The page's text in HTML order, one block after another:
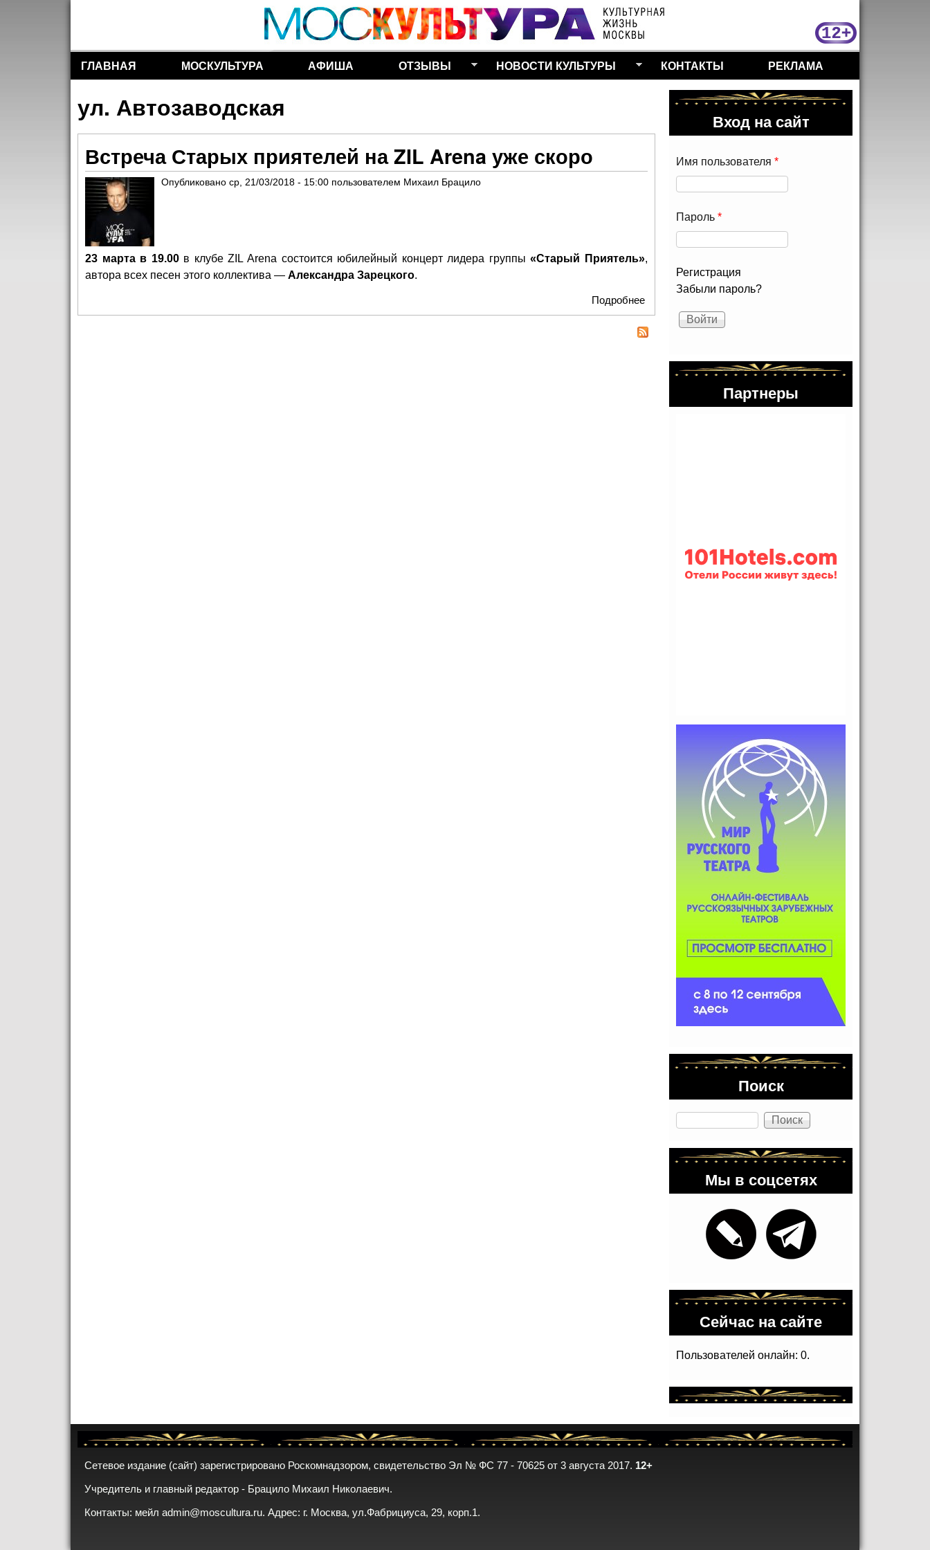
Перейти к основному
содержанию
Разделы сайта
ГЛАВНАЯ МОСКУЛЬТУРА АФИША ОТЗЫВЫ НОВОСТИ КУЛЬТУРЫ КОНТАКТЫ РЕКЛАМА
ул. Автозаводская
Встреча Старых приятелей на ZIL Arena уже скоро
Опубликовано ср, 21/03/2018 - 15:00 пользователем Михаил Брацило
23 марта в 19.00в клубеZIL Arena состоится юбилейный концерт лидера группы«Старый Приятель»,
автора всех песен этого коллектива — Александра Зарецкого.
Подробнее
Вход на сайт
Имя пользователя *
Пароль *
Регистрация
Забыли пароль?
Партнеры
Поиск
Поиск
Мы в соцсетях
Сейчас на сайте
Пользователей онлайн: 0.
Сетевое издание (сайт) зарегистрировано Роскомнадзором, свидетельство Эл № ФС 77 - 70625 от 3 августа 2017. 12+
Учредитель и главный редактор - Брацило Михаил Николаевич.
Контакты: мейл admin@moscultura.ru. Адрес: г. Москва, ул.Фабрициуса, 29, корп.1.